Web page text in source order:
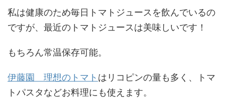
私は健康のため毎日トマトジュースを飲んでいるの
ですが、最近のトマトジュースは美味しいです！
もちろん常温保存可能。
伊藤園 理想のトマト はリコピンの量も多く、トマ
トパスタなどお料理にも使えます。